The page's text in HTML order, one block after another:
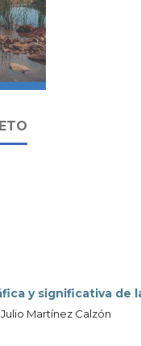
y significativa
Martínez Calzón